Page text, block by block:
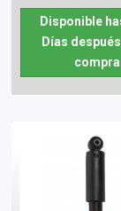
Disponible
Días
compra